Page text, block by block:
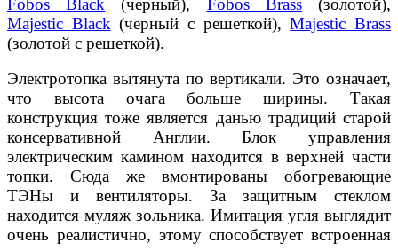
Majestic Black (черный с решеткой),Majestic Brass
(золотой с решеткой).
Электротопка вытянута по вертикали. Это означает,
что высота очага больше ширины. Такая
конструкция тоже является данью традиций старой
консервативной Англии. Блок управления
электрическим камином находится в верхней части
топки. Сюда же вмонтированы обогревающие
ТЭНы и вентиляторы. За защитным стеклом
находится муляж зольника. Имитация угля выглядит
очень реалистично, этому способствует встроенная